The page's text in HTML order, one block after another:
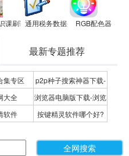
课刷课助手2017
通用税务数据采集软件RGB配色器
最新专题推荐
集专区
p2p种子搜索神器下载-
P2P种子搜索神器专题
大全
浏览器电脑版下载-浏览
器下载合集
软件
按键精灵软件哪个好?